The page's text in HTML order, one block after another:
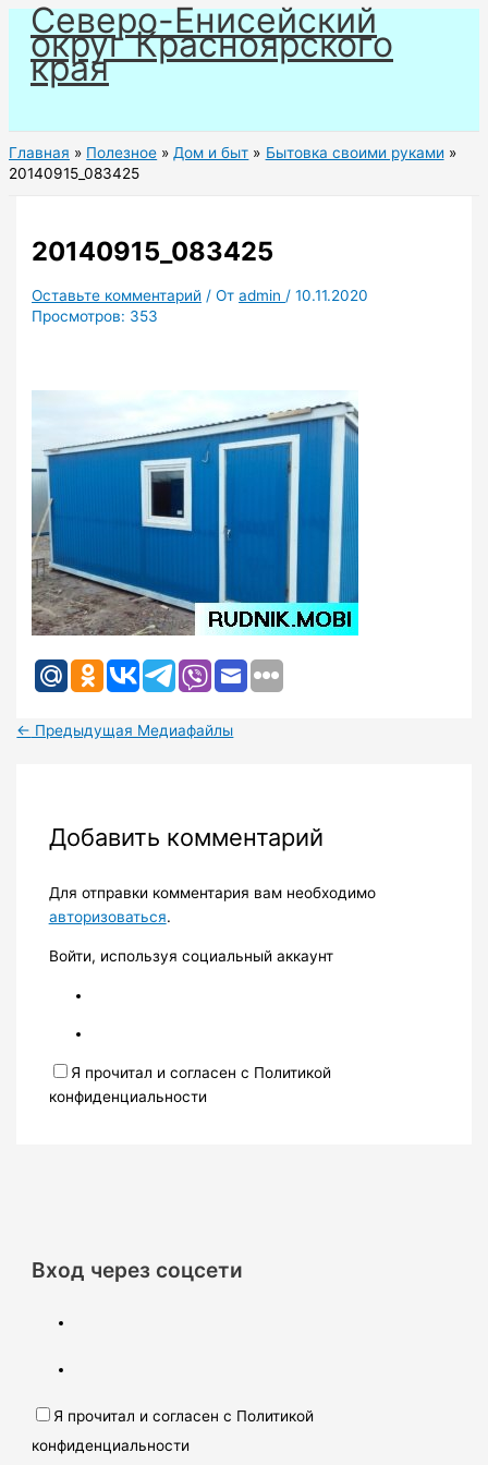
Перейти
содержимому
Северо-Енисейский
округ Красноярского
края
Главная Полезное Дом и быт
Бытовка своими руками
20140915_083425
20140915_083425
Оставьте комментарий / Отadmin /10.11.2020
Просмотров: 353
← Предыдущая Медиафайлы
Добавить комментарий
Для отправки комментария вам необходимо
авторизоваться.
Войти, используя социальный аккаунт
Я прочитал и согласен с Политикой
конфиденциальности
Вход через соцсети
Я прочитал и согласен с Политикой
конфиденциальности